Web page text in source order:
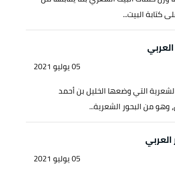
كتابة البيت...
05 يوليو 2021
التي وضعها الخليل بن أحمد
من البحور الشعرية...
05 يوليو 2021